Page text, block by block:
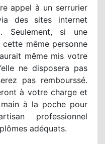
appel à un serrurier
des sites internet
Seulement, si une
même personne
même mis votre
ne disposera pas
pas rembourssé.
à votre charge et
à la poche pour
professionnel
adéquats.